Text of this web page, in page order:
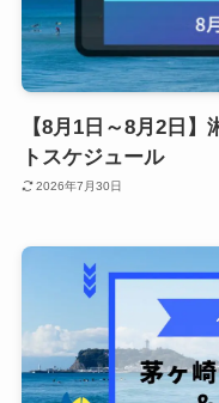
【8月1日～8月2日
トスケジュール
2026年7月30日